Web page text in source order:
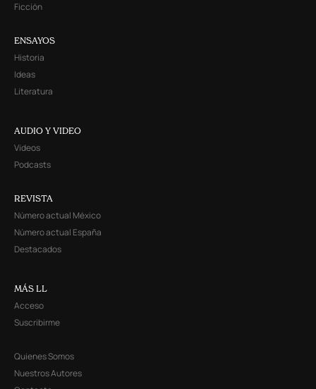
Ficción
ENSAYOS
Historia
Ideas
Literatura
AUDIO Y VIDEO
Videos
Podcasts
REVISTA
Número actual México
Número actual España
Destacados
MÁS LL
Acceso
Suscribirme
Quienes Somos
Nuestros Autores